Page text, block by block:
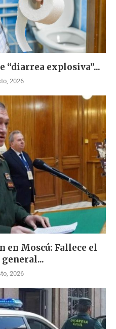
“diarrea explosiva”...
2026
Moscú: Fallece el
2026